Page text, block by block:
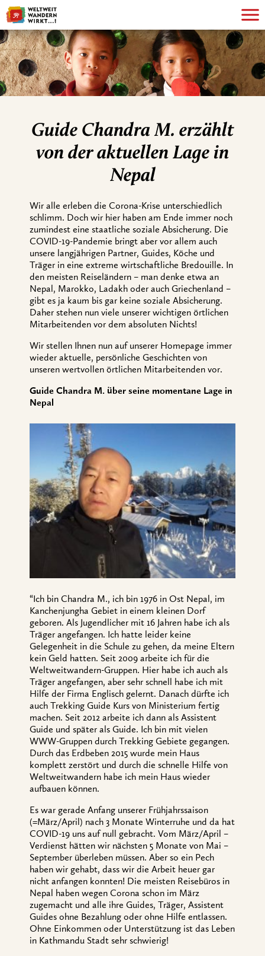
Guide Chandra M. erzählt
von der aktuellen Lage in
Nepal
Wir alle erleben die Corona-Krise unterschiedlich
schlimm. Doch wir hier haben am Ende immer noch
zumindest eine staatliche soziale Absicherung. Die
COVID-19-Pandemie bringt aber vor allem auch
unsere langjährigen Partner, Guides, Köche und
Träger in eine extreme wirtschaftliche Bredouille. In
den meisten Reiseländern – man denke etwa an
Nepal, Marokko, Ladakh oder auch Griechenland –
gibt es ja kaum bis gar keine soziale Absicherung.
Daher stehen nun viele unserer wichtigen örtlichen
Mitarbeitenden vor dem absoluten Nichts!
Wir stellen Ihnen nun auf unserer Homepage immer
wieder aktuelle, persönliche Geschichten von
unseren wertvollen örtlichen Mitarbeitenden vor.
Guide Chandra M. über seine momentane Lage in
Nepal
“Ich bin Chandra M., ich bin 1976 in Ost Nepal, im
Kanchenjungha Gebiet in einem kleinen Dorf
geboren. Als Jugendlicher mit 16 Jahren habe ich als
Träger angefangen. Ich hatte leider keine
Gelegenheit in die Schule zu gehen, da meine Eltern
kein Geld hatten. Seit 2009 arbeite ich für die
Weltweitwandern-Gruppen. Hier habe ich auch als
Träger angefangen, aber sehr schnell habe ich mit
Hilfe der Firma Englisch gelernt. Danach dürfte ich
auch Trekking Guide Kurs von Ministerium fertig
machen. Seit 2012 arbeite ich dann als Assistent
Guide und später als Guide. Ich bin mit vielen
WWW-Gruppen durch Trekking Gebiete gegangen.
Durch das Erdbeben 2015 wurde mein Haus
komplett zerstört und durch die schnelle Hilfe von
Weltweitwandern habe ich mein Haus wieder
aufbauen können.
Es war gerade Anfang unserer Frühjahrssaison
(=März/April) nach 3 Monate Winterruhe und da hat
COVID-19 uns auf null gebracht. Vom März/April –
Verdienst hätten wir nächsten 5 Monate von Mai –
September überleben müssen. Aber so ein Pech
haben wir gehabt, dass wir die Arbeit heuer gar
nicht anfangen konnten! Die meisten Reisebüros in
Nepal haben wegen Corona schon im März
zugemacht und alle ihre Guides, Träger, Assistent
Guides ohne Bezahlung oder ohne Hilfe entlassen.
Ohne Einkommen oder Unterstützung ist das Leben
in Kathmandu Stadt sehr schwierig!